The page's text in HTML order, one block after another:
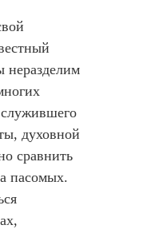
неразделим
духовной
сравнить
пасомых.